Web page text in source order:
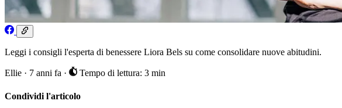
Leggi i consigli l'esperta di benessere Liora Bels su come consolidare nuove abitudini.
Ellie · 7 anni fa · Tempo di lettura: 3 min
Condividi l'articolo